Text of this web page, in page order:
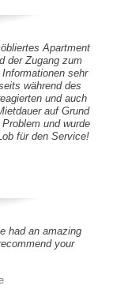
Apartment
der Zugang zum
sehr
während des
und auch
auf Grund
und wurde
für den Service!
had an amazing
your